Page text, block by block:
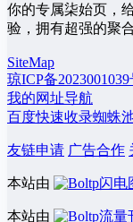
你的专属柒始页，
验，拥有超强的聚
SiteMap
琼ICP备2023001039
我的网址导航
百度快速收录蜘蛛
友链申请 广告合作
本站由 闪电
本站由 流量